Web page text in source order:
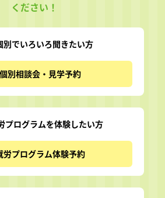
ください！
別でいろいろ聞きたい方
個別相談会・見学予約
プログラムを体験したい方
労プログラム体験予約